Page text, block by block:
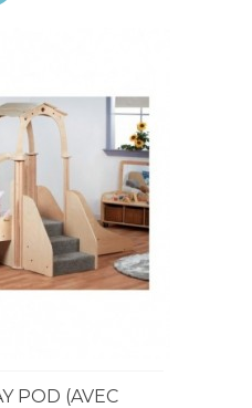
POD (AVEC